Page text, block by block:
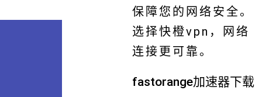
保障您的网络安全。
选择快橙vpn，网络
连接更可靠。
fastorange加速器下载